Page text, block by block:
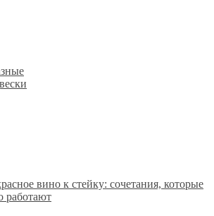
вино к стейку: сочетания, которые
работают